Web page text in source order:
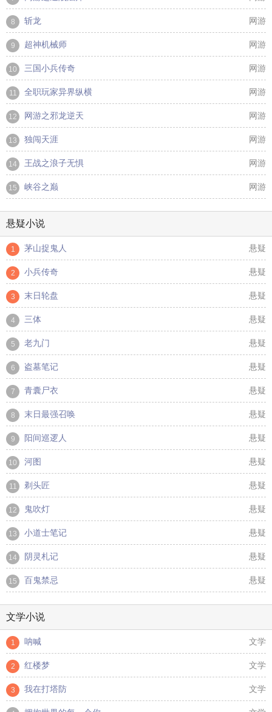
8 斩龙 网游
9 超神机械师 网游
10 三国小兵传奇 网游
11 全职玩家异界纵横 网游
12 网游之邪龙逆天 网游
13 独闯天涯 网游
14 王战之浪子无惧 网游
15 峡谷之巅 网游
悬疑小说
1 茅山捉鬼人 悬疑
2 小兵传奇 悬疑
3 末日轮盘 悬疑
4 三体 悬疑
5 老九门 悬疑
6 盗墓笔记 悬疑
7 青囊尸衣 悬疑
8 末日最强召唤 悬疑
9 阳间巡逻人 悬疑
10 河图 悬疑
11 剃头匠 悬疑
12 鬼吹灯 悬疑
13 小道士笔记 悬疑
14 阴灵札记 悬疑
15 百鬼禁忌 悬疑
文学小说
1 呐喊 文学
2 红楼梦 文学
3 我在打塔防 文学